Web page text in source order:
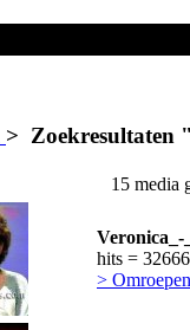
> Zoekresultaten
15 media
hits = 32666
>